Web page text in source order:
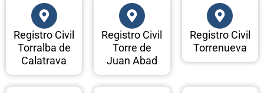
Registro Civil
Torralba de
Calatrava
Registro Civil
Torre de
Juan Abad
Registro Civil
Torrenueva